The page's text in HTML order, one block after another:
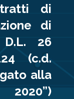
di
di
26
(c.d.
alla